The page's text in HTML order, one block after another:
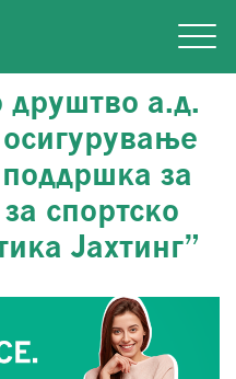
друштво а.д.
за
спортско
Јахтинг”